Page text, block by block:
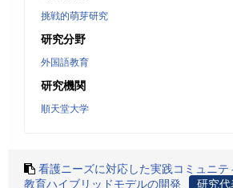
挑戦的萌芽研究
研究分野
外国語教育
研究機関
順天堂大学
看護ニーズに対応した実践コミュニテ
教育ハイブリッドモデルの開発
研究代